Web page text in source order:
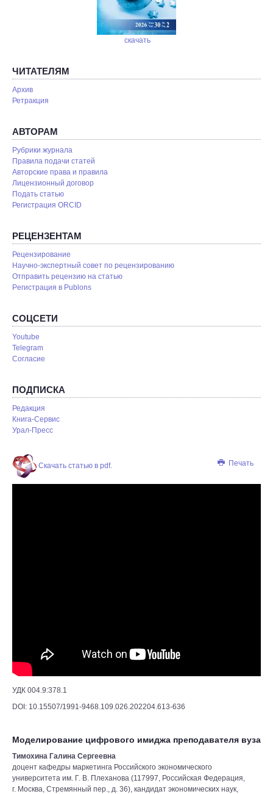
скачать
ЧИТАТЕЛЯМ
Архив
Ретракция
АВТОРАМ
Рубрики журнала
Правила подачи статей
Авторские права и правила
Лицензионный договор
Подать статью
Регистрация ORCID
РЕЦЕНЗЕНТАМ
Рецензирование
Научно-экспертный совет по рецензированию
Отправить рецензию на статью
Pегистрация в Publons
СОЦСЕТИ
Youtube
Telegram
Согласие
ПОДПИСКА
Редакция
Книга-Сервис
Урал-Пресс
Печать
Скачать статью в pdf.
УДК 004.9:378.1
DOI: 10.15507/1991-9468.109.026.202204.613-636
Моделирование цифрового имиджа преподавателя вуза
Тимохина Галина Сергеевна
доцент кафедры маркетинга Российского экономического
университета им. Г. В. Плеханова (117997, Российская Федерация,
г. Москва, Стремянный пер., д. 36), кандидат экономических наук,